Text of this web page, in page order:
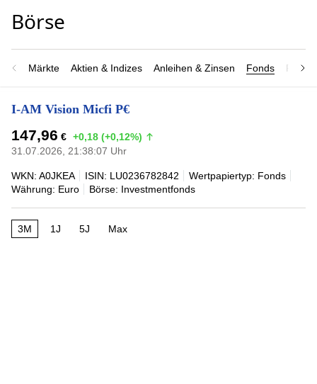
Märkte Aktien & Indizes Anleihen & Zinsen Fonds
I-AM Vision Micfi P€
147,96 € +0,18 (+0,12%)
31.07.2026, 21:38:07 Uhr
WKN: A0JKEA ISIN: LU0236782842
Wertpapiertyp: Fonds
Währung: Euro
Börse: Investmentfonds
3M 1J 5J Max